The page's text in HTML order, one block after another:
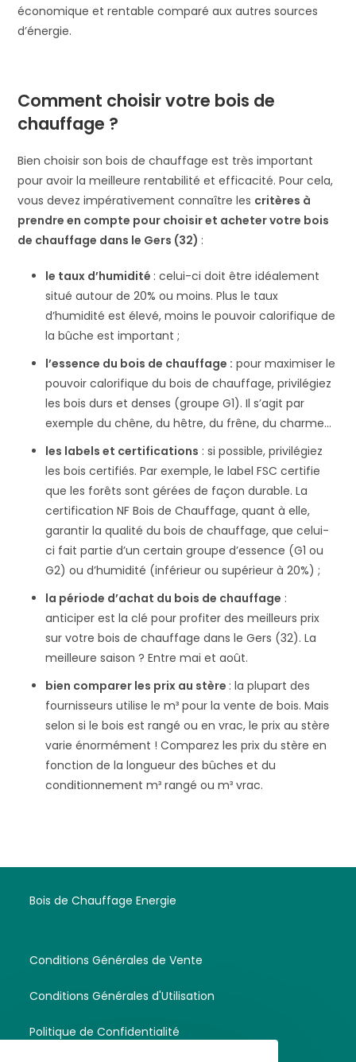
économique et rentable comparé aux autres sources
d’énergie.
Comment choisir votre bois de
chauffage ?
Bien choisir son bois de chauffage est très important
pour avoir la meilleure rentabilité et efficacité. Pour cela,
vous devez impérativement connaître les critères à
prendre en compte pour choisir et acheter votre bois
de chauffage dans le Gers (32) :
le taux d’humidité : celui-ci doit être idéalement
situé autour de 20% ou moins. Plus le taux
d’humidité est élevé, moins le pouvoir calorifique de
la bûche est important ;
l’essence du bois de chauffage : pour maximiser le
pouvoir calorifique du bois de chauffage, privilégiez
les bois durs et denses (groupe G1). Il s’agit par
exemple du chêne, du hêtre, du frêne, du charme…
les labels et certifications : si possible, privilégiez
les bois certifiés. Par exemple, le label FSC certifie
que les forêts sont gérées de façon durable. La
certification NF Bois de Chauffage, quant à elle,
garantir la qualité du bois de chauffage, que celui-
ci fait partie d’un certain groupe d’essence (G1 ou
G2) ou d’humidité (inférieur ou supérieur à 20%) ;
la période d’achat du bois de chauffage :
anticiper est la clé pour profiter des meilleurs prix
sur votre bois de chauffage dans le Gers (32). La
meilleure saison ? Entre mai et août.
bien comparer les prix au stère : la plupart des
fournisseurs utilise le m³ pour la vente de bois. Mais
selon si le bois est rangé ou en vrac, le prix au stère
varie énormément ! Comparez les prix du stère en
fonction de la longueur des bûches et du
conditionnement m³ rangé ou m³ vrac.
Bois de Chauffage Energie
Conditions Générales de Vente
Conditions Générales d'Utilisation
Politique de Confidentialité